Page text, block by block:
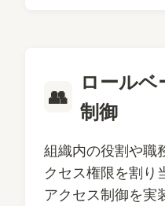
👥
ロール
制御
組織内の役割や職
クセス権限を割り
アクセス制御を実